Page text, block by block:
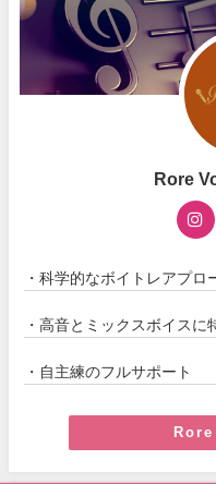
Rore
・科学的なボイトレアプロ
・高音とミックスボイスに
・自主練のフルサポート
Rore